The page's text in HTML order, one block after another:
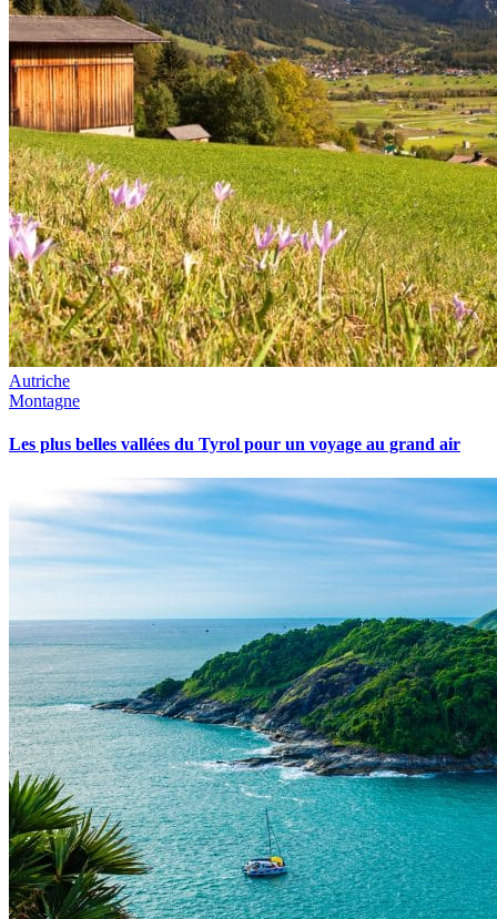
Autriche
Montagne
Les plus belles vallées du Tyrol pour un voyage au grand air